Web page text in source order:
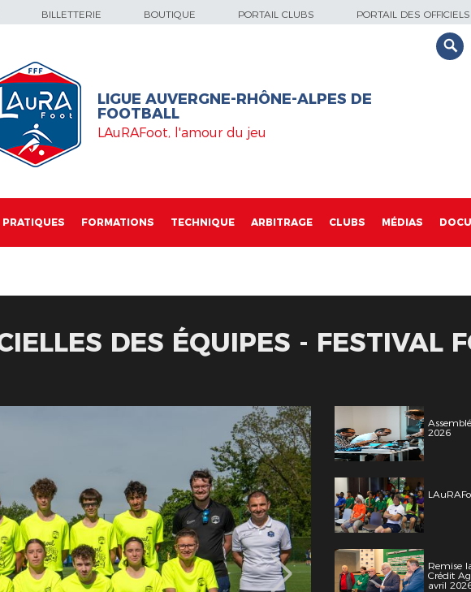
BILLETTERIE BOUTIQUE PORTAIL CLUBS PORTAIL DES OFFICIELS
LIGUE AUVERGNE-RHÔNE-ALPES DE
FOOTBALL
LAuRAFoot, l'amour du jeu
PRATIQUES FORMATIONS TECHNIQUE ARBITRAGE CLUBS MÉDIAS
DES ÉQUIPES - FESTIVAL
2026
Remise
Crédit
avril